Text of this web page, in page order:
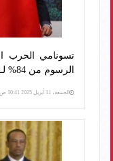
تسونامي الحرب
الرسوم من 84% لـ125%
الجمعة، 11 أبريل 2025 10:41 ص